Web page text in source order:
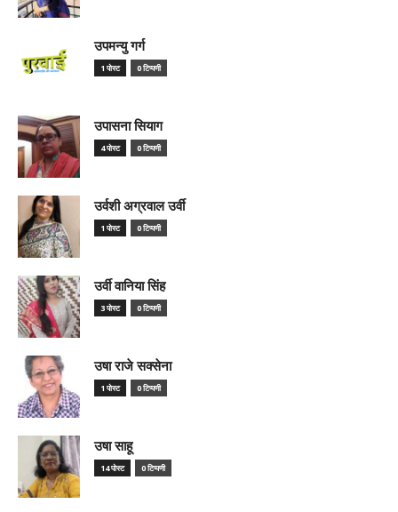
उपमन्यु गर्ग
1 पोस्ट 0 टिप्पणी
उपासना सियाग
4 पोस्ट 0 टिप्पणी
उर्वशी अग्रवाल उर्वी
1 पोस्ट 0 टिप्पणी
उर्वी वानिया सिंह
3 पोस्ट 0 टिप्पणी
उषा राजे सक्सेना
1 पोस्ट 0 टिप्पणी
उषा साहू
14 पोस्ट 0 टिप्पणी